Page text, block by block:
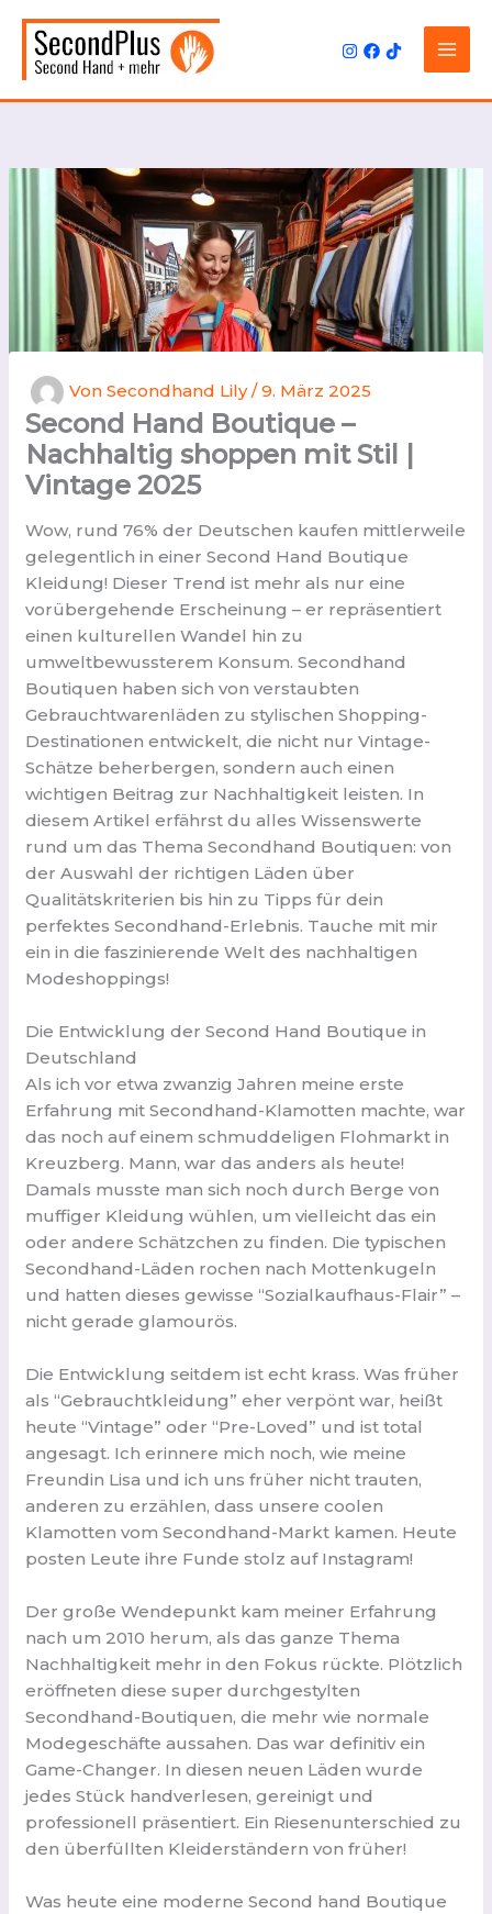
Inhalt
springen
VonSecondhand Lily/9. März 2025
Second Hand Boutique –
Nachhaltig shoppen mit Stil |
Vintage 2025
Wow, rund 76% der Deutschen kaufen mittlerweile
gelegentlich in einer Second Hand Boutique
Kleidung! Dieser Trend ist mehr als nur eine
vorübergehende Erscheinung – er repräsentiert
einen kulturellen Wandel hin zu
umweltbewussterem Konsum. Secondhand
Boutiquen haben sich von verstaubten
Gebrauchtwarenläden zu stylischen Shopping-
Destinationen entwickelt, die nicht nur Vintage-
Schätze beherbergen, sondern auch einen
wichtigen Beitrag zur Nachhaltigkeit leisten. In
diesem Artikel erfährst du alles Wissenswerte
rund um das Thema Secondhand Boutiquen: von
der Auswahl der richtigen Läden über
Qualitätskriterien bis hin zu Tipps für dein
perfektes Secondhand-Erlebnis. Tauche mit mir
ein in die faszinierende Welt des nachhaltigen
Modeshoppings!
Die Entwicklung der Second Hand Boutique in
Deutschland
Als ich vor etwa zwanzig Jahren meine erste
Erfahrung mit Secondhand-Klamotten machte, war
das noch auf einem schmuddeligen Flohmarkt in
Kreuzberg. Mann, war das anders als heute!
Damals musste man sich noch durch Berge von
muffiger Kleidung wühlen, um vielleicht das ein
oder andere Schätzchen zu finden. Die typischen
Secondhand-Läden rochen nach Mottenkugeln
und hatten dieses gewisse “Sozialkaufhaus-Flair” –
nicht gerade glamourös.
Die Entwicklung seitdem ist echt krass. Was früher
als “Gebrauchtkleidung” eher verpönt war, heißt
heute “Vintage” oder “Pre-Loved” und ist total
angesagt. Ich erinnere mich noch, wie meine
Freundin Lisa und ich uns früher nicht trauten,
anderen zu erzählen, dass unsere coolen
Klamotten vom Secondhand-Markt kamen. Heute
posten Leute ihre Funde stolz auf Instagram!
Der große Wendepunkt kam meiner Erfahrung
nach um 2010 herum, als das ganze Thema
Nachhaltigkeit mehr in den Fokus rückte. Plötzlich
eröffneten diese super durchgestylten
Secondhand-Boutiquen, die mehr wie normale
Modegeschäfte aussahen. Das war definitiv ein
Game-Changer. In diesen neuen Läden wurde
jedes Stück handverlesen, gereinigt und
professionell präsentiert. Ein Riesenunterschied zu
den überfüllten Kleiderständern von früher!
Was heute eine moderne Second hand Boutique